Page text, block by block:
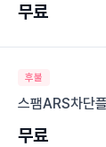
무료
후불
스팸ARS차단
무료